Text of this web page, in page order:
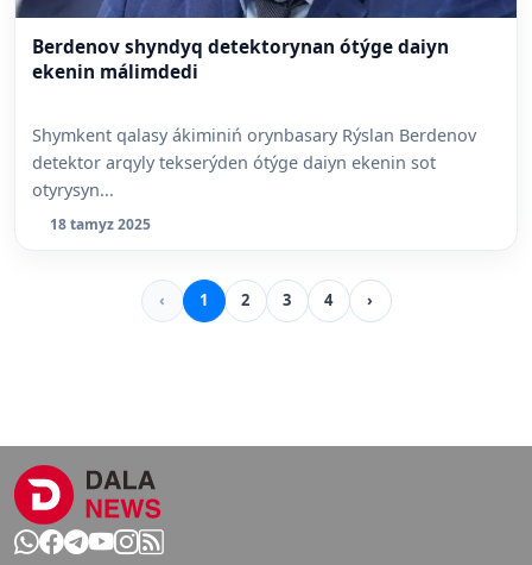
Berdenov shyndyq detektorynan ótýge daiyn
ekenin málimdedi
Shymkent qalasy ákiminiń orynbasary Rýslan Berdenov
detektor arqyly tekserýden ótýge daiyn ekenin sot
otyrysyn...
18 tamyz 2025
‹ 1 2 3 4 ›